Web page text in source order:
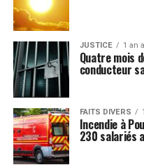
JUSTICE 1 an
Quatre mois
conducteur
FAITS DIVERS
Incendie à
230 salariés